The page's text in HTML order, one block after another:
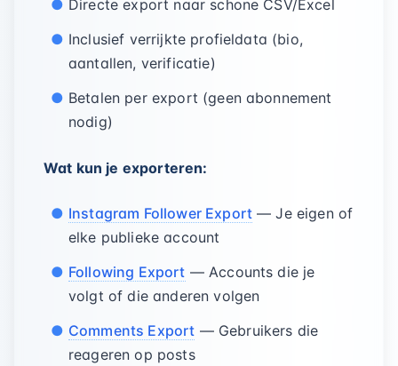
Directe export naar schone CSV/Excel
Inclusief verrijkte profieldata (bio,
aantallen, verificatie)
Betalen per export (geen abonnement
nodig)
Wat kun je exporteren:
Instagram Follower Export — Je eigen of
elke publieke account
Following Export — Accounts die je
volgt of die anderen volgen
Comments Export — Gebruikers die
reageren op posts